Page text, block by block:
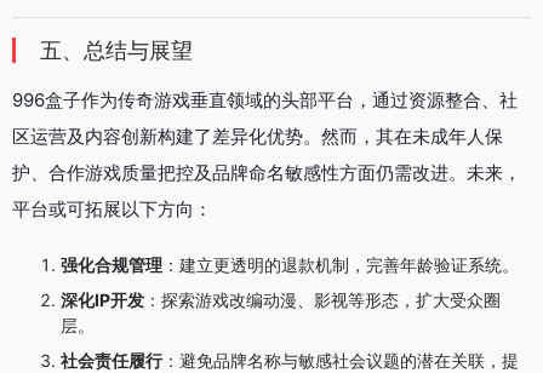
五、总结与展望
996盒子作为传奇游戏垂直领域的头部平台，通过资源整合、社
区运营及内容创新构建了差异化优势。然而，其在未成年人保
护、合作游戏质量把控及品牌命名敏感性方面仍需改进。未来，
平台或可拓展以下方向：
强化合规管理 ：建立更透明的退款机制，完善年龄验证系统。
深化IP开发 ：探索游戏改编动漫、影视等形态，扩大受众圈
层。
社会责任履行：避免品牌名称与敏感社会议题的潜在关联，提